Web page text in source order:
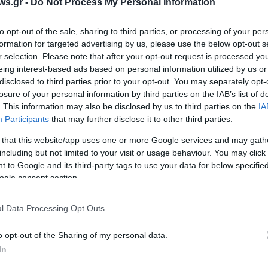
opt-out of the sale, sharing to third parties, or processing of your
for targeted advertising by us, please use the below opt-out
selection. Please note that after your opt-out request is processed
interest-based ads based on personal information utilized by us
to third parties prior to your opt-out. You may separately
of your personal information by third parties on the IAB’s list of
This information may also be disclosed by us to third parties on the
Participants that may further disclose it to other third parties.
that this website/app uses one or more Google services and may
but not limited to your visit or usage behaviour. You may
to Google and its third-party tags to use your data for below
consent section.
Data Processing Opt Outs
opt-out of the Sharing of my personal data.
Ιρανοί που
φοβούνται
να μην τους
απαντά ο
8:37πμ
ΚΟΣΜΟΣ
Δηλώσεις Τραμπ για συνομιλίες
με την Τεχεράνη ρίχνουν τις τιμές
του πετρελαίου – «Δεν υπήρξε
απαντά το Ιράν
23/03/2026 - 3:33μμ